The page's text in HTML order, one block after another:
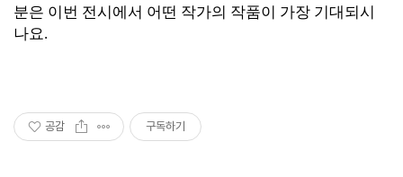
분은 이번 전시에서 어떤 작가의 작품이 가장 기대되시
나요.
공감 구독하기